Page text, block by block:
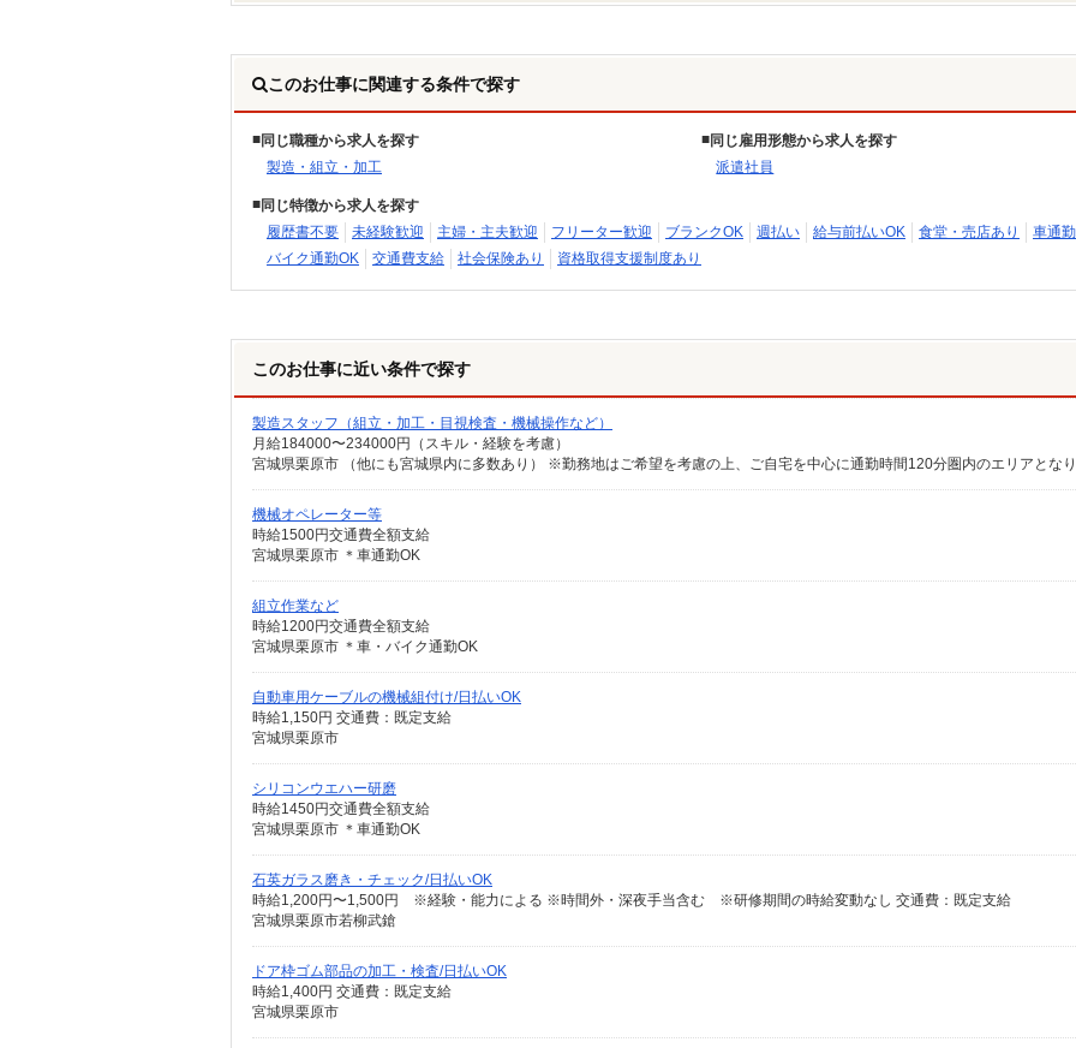
このお仕事に関連する条件で探す
同じ職種から求人を探す
製造・組立・加工
同じ雇用形態から求人を探す
派遣社員
同じ特徴から求人を探す
履歴書不要
未経験歓迎 主婦・主夫歓迎 フリーター歓迎 ブランクOK 週払い 給与前払いOK 食堂・売店あり
車通
バイク通勤OK
交通費支給 社会保険あり 資格取得支援制度あり
このお仕事に近い条件で探す
製造スタッフ（組立・加工・目視検査・機械操作など）
月給184000〜234000円（スキル・経験を考慮）
機械オペレーター等
時給1500円交通費全額支給
宮城県栗原市 ＊車通勤OK
組立作業など
時給1200円交通費全額支給
宮城県栗原市 ＊車・バイク通勤OK
自動車用ケーブルの機械組付け/日払いOK
時給1,150円 交通費：既定支給
宮城県栗原市
シリコンウエハー研磨
時給1450円交通費全額支給
宮城県栗原市 ＊車通勤OK
石英ガラス磨き・チェック/日払いOK
時給1,200円〜1,500円 ※経験・能力による ※時間外・深夜手当含む ※研修期間の時給変動なし 交通費：既定支給
宮城県栗原市若柳武鎗
ドア枠ゴム部品の加工・検査/日払いOK
時給1,400円 交通費：既定支給
宮城県栗原市